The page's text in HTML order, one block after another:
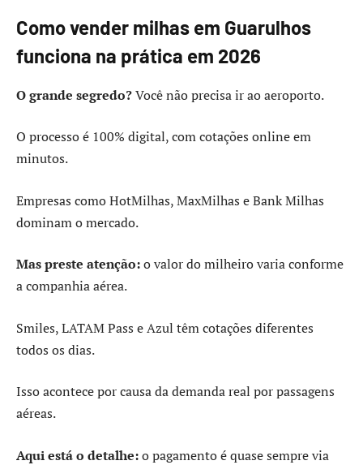
Como vender milhas em Guarulhos
funciona na prática em 2026
O grande segredo?Você não precisa ir ao aeroporto.
O processo é 100% digital, com cotações online em
minutos.
Empresas como HotMilhas, MaxMilhas e Bank Milhas
dominam o mercado.
Mas preste atenção:o valor do milheiro varia conforme
a companhia aérea.
Smiles, LATAM Pass e Azul têm cotações diferentes
todos os dias.
Isso acontece por causa da demanda real por passagens
aéreas.
Aqui está o detalhe:o pagamento é quase sempre via